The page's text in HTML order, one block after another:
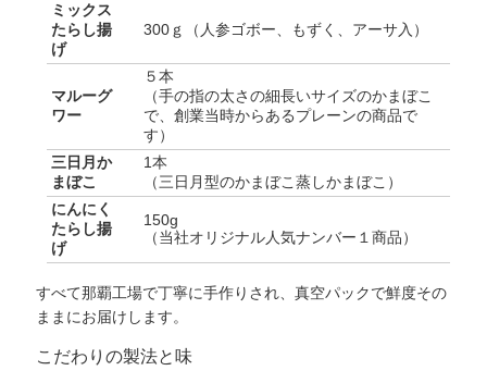
ミックス
たらし揚
げ
300ｇ（人参ゴボー、もずく、アーサ入）
マルーグ
ワー
５本
（手の指の太さの細長いサイズのかまぼこ
で、創業当時からあるプレーンの商品で
す）
三日月か
まぼこ
1本
（三日月型のかまぼこ蒸しかまぼこ）
にんにく
たらし揚
げ
150g
（当社オリジナル人気ナンバー１商品）
すべて那覇工場で丁寧に手作りされ、真空パックで鮮度その
ままにお届け します。
こだわりの製法と味